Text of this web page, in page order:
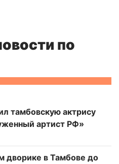
по
тамбовскую актрису
артист РФ»
дворике в Тамбове до